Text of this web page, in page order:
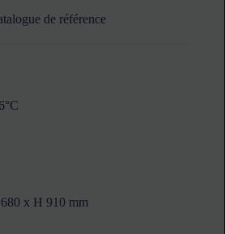
de référence
x H 910 mm